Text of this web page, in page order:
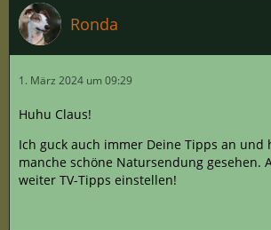
Ronda
1. März 2024 um 09:29
Huhu Claus!
Ich guck auch immer Deine Tipps an und
manche schöne Natursendung gesehen.
weiter TV-Tipps einstellen!